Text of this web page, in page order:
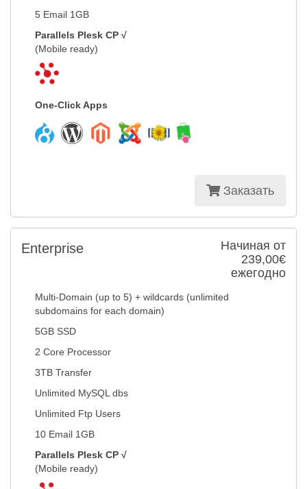
5 Email 1GB
Parallels Plesk CP √
(Mobile ready)
One-Click Apps
Заказать
Начиная от
239,00€
ежегодно
Enterprise
Multi-Domain (up to 5) + wildcards (unlimited
subdomains for each domain)
5GB SSD
2 Core Processor
3TB Transfer
Unlimited MySQL dbs
Unlimited Ftp Users
10 Email 1GB
Parallels Plesk CP √
(Mobile ready)